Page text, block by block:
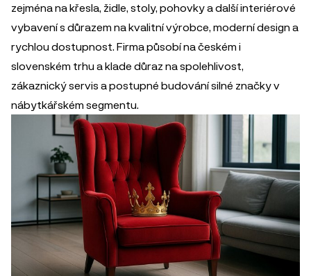
zejména na křesla, židle, stoly, pohovky a další interiérové
vybavení s důrazem na kvalitní výrobce, moderní design a
rychlou dostupnost. Firma působí na českém i
slovenském trhu a klade důraz na spolehlivost,
zákaznický servis a postupné budování silné značky v
nábytkářském segmentu.